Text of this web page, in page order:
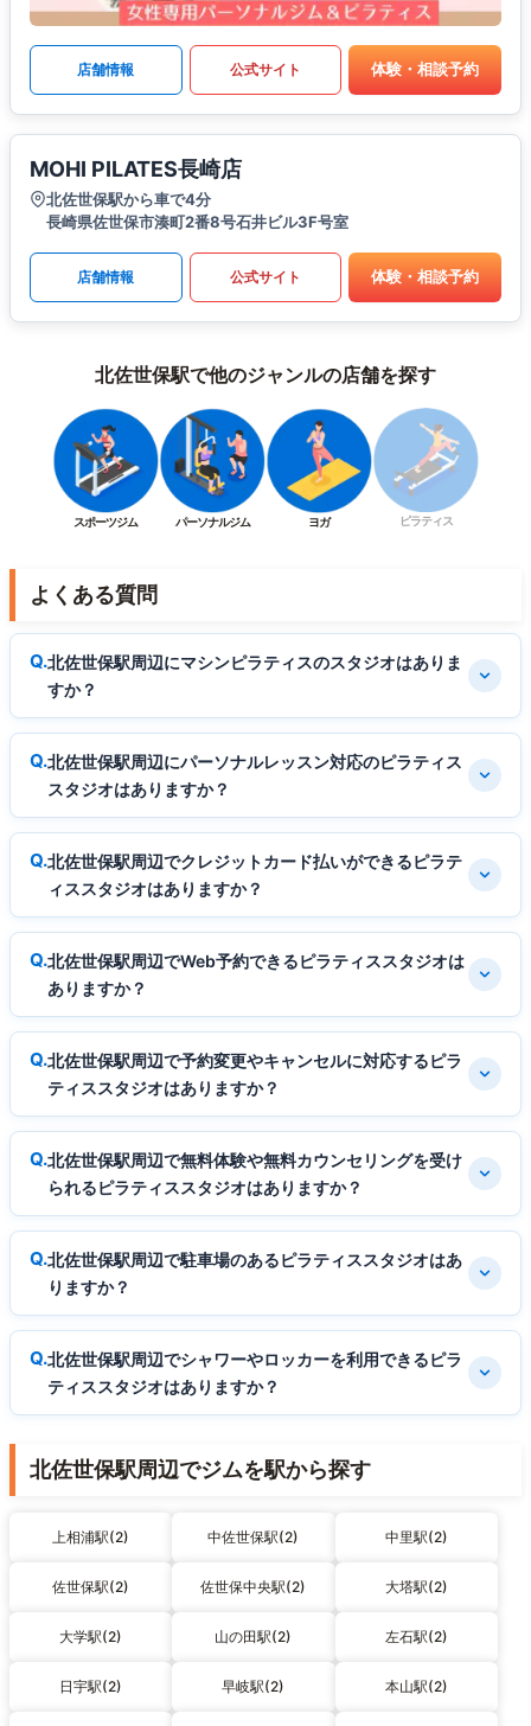
店舗情報 公式サイト 体験・相談予約
MOHI PILATES長崎店
北佐世保駅から車で4分
長崎県佐世保市湊町2番8号石井ビル3F号室
店舗情報 公式サイト 体験・相談予約
北佐世保駅で他のジャンルの店舗を探す
スポーツジム パーソナルジム ヨガ ピラティス
よくある質問
北佐世保駅周辺にマシンピラティスのスタジオはありま
すか？
北佐世保駅周辺にパーソナルレッスン対応のピラティス
スタジオはありますか？
北佐世保駅周辺でクレジットカード払いができるピラテ
ィススタジオはありますか？
北佐世保駅周辺でWeb予約できるピラティススタジオは
ありますか？
北佐世保駅周辺で予約変更やキャンセルに対応するピラ
ティススタジオはありますか？
北佐世保駅周辺で無料体験や無料カウンセリングを受け
られるピラティススタジオはありますか？
北佐世保駅周辺で駐車場のあるピラティススタジオはあ
りますか？
北佐世保駅周辺でシャワーやロッカーを利用できるピラ
ティススタジオはありますか？
北佐世保駅周辺でジムを駅から探す
上相浦駅(2) 中佐世保駅(2) 中里駅(2)
佐世保駅(2) 佐世保中央駅(2) 大塔駅(2)
大学駅(2) 山の田駅(2) 左石駅(2)
日宇駅(2) 早岐駅(2) 本山駅(2)